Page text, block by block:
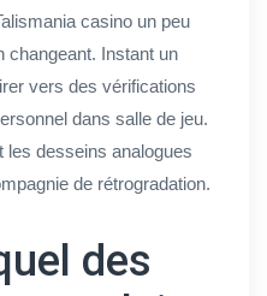
casino un peu
changeant. Instant un
vers des vérifications
dans salle de jeu.
les desseins analogues
de rétrogradation.
des